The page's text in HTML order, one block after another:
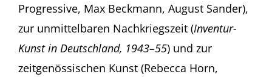
Progressive, Max Beckmann, August Sander),
zur unmittelbaren Nachkriegszeit (Inventur-
Kunst in Deutschland, 1943–55) und zur
zeitgenössischen Kunst (Rebecca Horn,